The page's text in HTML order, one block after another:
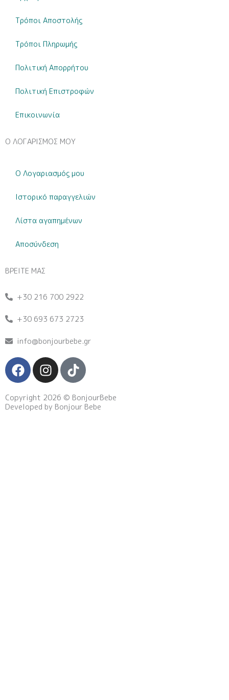
Τρόποι Αποστολής
Τρόποι Πληρωμής
Πολιτική Απορρήτου
Πολιτική Επιστροφών
Επικοινωνία
Ο ΛΟΓΑΡΙΣΜΟΣ ΜΟΥ
Ο Λογαριασμός μου
Ιστορικό παραγγελιών
Λίστα αγαπημένων
Αποσύνδεση
ΒΡΕΙΤΕ ΜΑΣ
+30 216 700 2922
+30 693 673 2723
info@bonjourbebe.gr
F
a
c
e
b
I
n
s
t
a
T
i
k
t
o
Copyright 2026 © BonjourBebe
Developed by Bonjour Bebe